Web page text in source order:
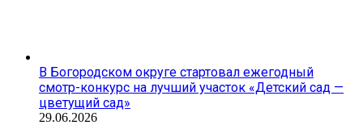
В Богородском округе стартовал ежегодный
смотр-конкурс на лучший участок «Детский сад —
цветущий сад»
29.06.2026